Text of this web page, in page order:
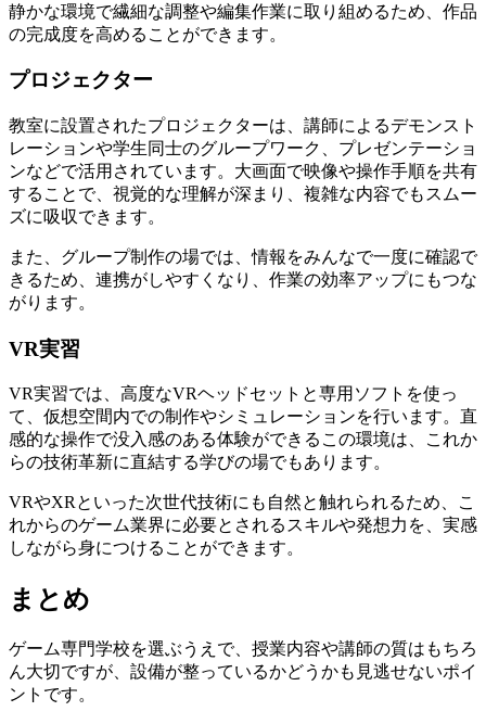
静かな環境で繊細な調整や編集作業に取り組めるため、 作品
の完成度を高める ことができます。
プロジェクター
教室に設置されたプロジェクターは、講師によるデモンスト
レーションや学生同士のグループワーク
プレゼンテーショ
ンなどで活用されています。大画面で映像や操作手順を共有
することで、視覚的な理解が深まり、複雑な内容でもスムー
ズに吸収できます。
また、グループ制作の場では、情報をみんなで一度に確認で
きるため、連携がしやすくなり、作業の効率アップにもつな
がります。
VR実習
VR実習では、高度なVRヘッドセットと専用ソフトを使っ
て、 仮想空間内での制作やシミュレーションを行います。直
感的な操作で没入感のある体験ができるこの環境は、これか
らの技術革新に直結する学びの場でもあります。
VRやXRといった次世代技術にも自然と触れられるため、こ
れからのゲーム業界に必要とされるスキルや発想力を、実感
しながら身につけることができます。
まとめ
ゲーム専門学校を選ぶうえで、授業内容や講師の質はもちろ
ん大切ですが、 設備が整っているかどうかも見逃せないポイ
ントです。